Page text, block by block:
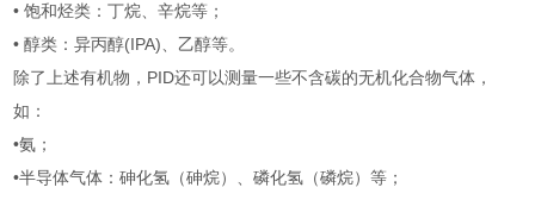
• 饱和烃类：丁烷、辛烷等；
• 醇类：异丙醇(IPA)、乙醇等。
除了上述有机物，PID还可以测量一些不含碳的无机化合物气体，
如：
•氨；
•半导体气体：砷化氢（砷烷）、磷化氢（磷烷）等；